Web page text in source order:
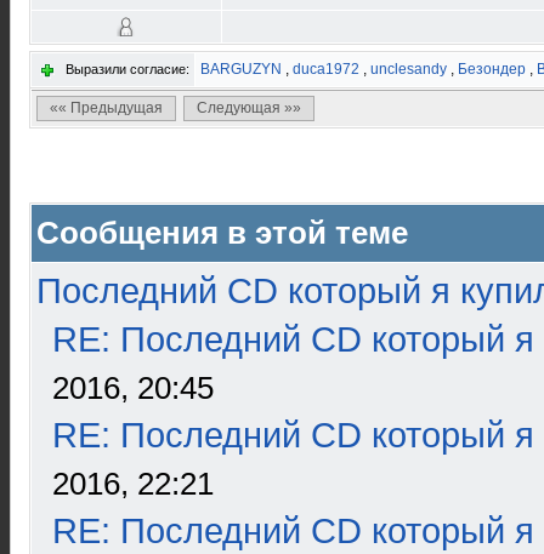
Выразили согласие: BARGUZYN , duca1972 , unclesandy , Безондер ,
«« Предыдущая Следующая »»
Сообщения в этой теме
Последний CD который я
RE: Последний CD который я
2016, 20:45
RE: Последний CD который я
2016, 22:21
RE: Последний CD который я